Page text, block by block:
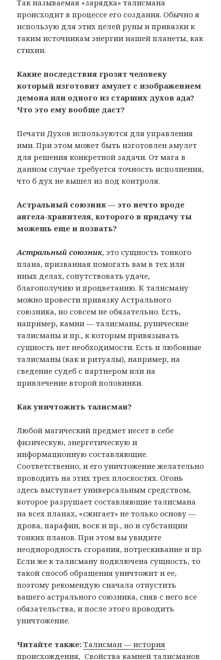
Так называемая «зарядка» талисмана
происходит в процессе его создания. Обычно я
использую для этих целей руны и привязки к
таким источникам энергии нашей планеты, как
стихии.
Какие последствия грозят человеку
который изготовит амулет с изображением
демона или одного из старших духов ада?
Что это ему вообще даст?
Печати Духов используются для управления
ими. При этом может быть изготовлен амулет
для решения конкретной задачи. От мага в
данном случае требуется точность исполнения,
что б дух не вышел из под контроля.
Астральный союзник — это нечто вроде
ангела-хранителя, которого в придачу ты
можешь еще и позвать?
Астральный союзник, это сущность тонкого
плана, призванная помогать вам в тех или
иных делах, сопутствовать удаче,
благополучию и процветанию. К талисману
можно провести привязку Астрального
союзника, но совсем не обязательно. Есть,
например, камни — талисманы, рунические
талисманы и пр., к которым привязывать
сущность нет необходимости. Есть и любовные
талисманы (как и ритуалы), например, на
сведение судеб с партнером или на
привлечение второй половинки.
Как уничтожить талисман?
Любой магический предмет несет в себе
физическую, энергетическую и
информационную составляющие.
Соответственно, и его уничтожение желательно
проводить на этих трех плоскостях. Огонь
здесь выступает универсальным средством,
которое разрушает составляющие талисмана
на всех планах, «сжигает» не только основу —
дрова, парафин, воск и пр., но и субстанции
тонких планов. При этом вы увидите
неоднородность сгорания, потрескивание и пр.
Если же к талисману подключена сущность, то
такой способ обращения уничтожит и ее,
поэтому рекомендую сначала отпустить
вашего астрального союзника, сняв с него все
обязательства, и после этого проводить
уничтожение.
Читайте также:Талисман — история
происхождения, Свойства камней талисманов